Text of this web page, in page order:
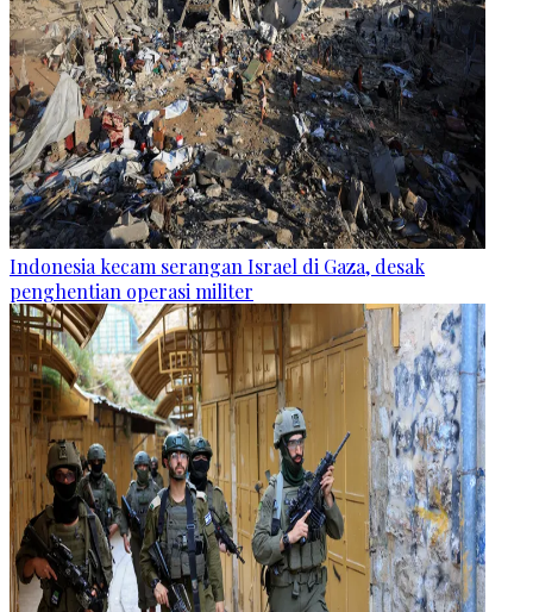
Indonesia kecam serangan Israel di Gaza, desak
penghentian operasi militer